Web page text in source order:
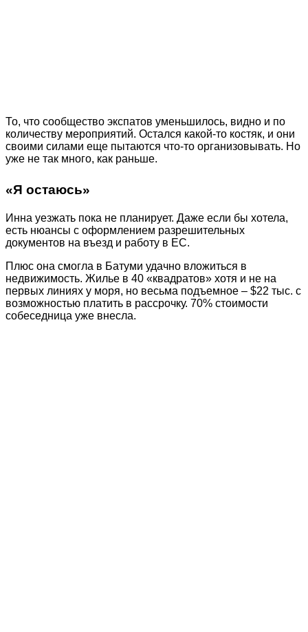
То, что сообщество экспатов уменьшилось, видно и по
количеству мероприятий. Остался какой-то костяк, и они
своими силами еще пытаются что-то организовывать. Но
уже не так много, как раньше.
«Я остаюсь»
Инна уезжать пока не планирует. Даже если бы хотела,
есть нюансы с оформлением разрешительных
документов на въезд и работу в ЕС.
Плюс она смогла в Батуми удачно вложиться в
недвижимость. Жилье в 40 «квадратов» хотя и не на
первых линиях у моря, но весьма подъемное – $22 тыс. c
возможностью платить в рассрочку. 70% стоимости
собеседница уже внесла.